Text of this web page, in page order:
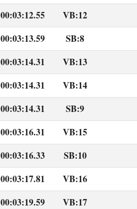
00:03:12.55 VB:12
00:03:13.59 SB:8
00:03:14.31 VB:13
00:03:14.31 VB:14
00:03:14.31 SB:9
00:03:16.31 VB:15
00:03:16.33 SB:10
00:03:17.81 VB:16
00:03:19.59 VB:17